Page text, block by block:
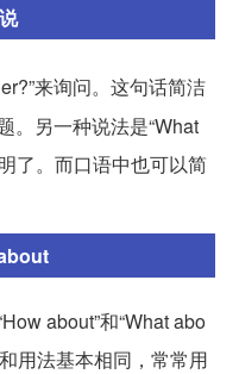
来询问。这句话简洁
。另一种说法是“What
了。而口语中也可以简
about”和“What abo
用法基本相同，常常用